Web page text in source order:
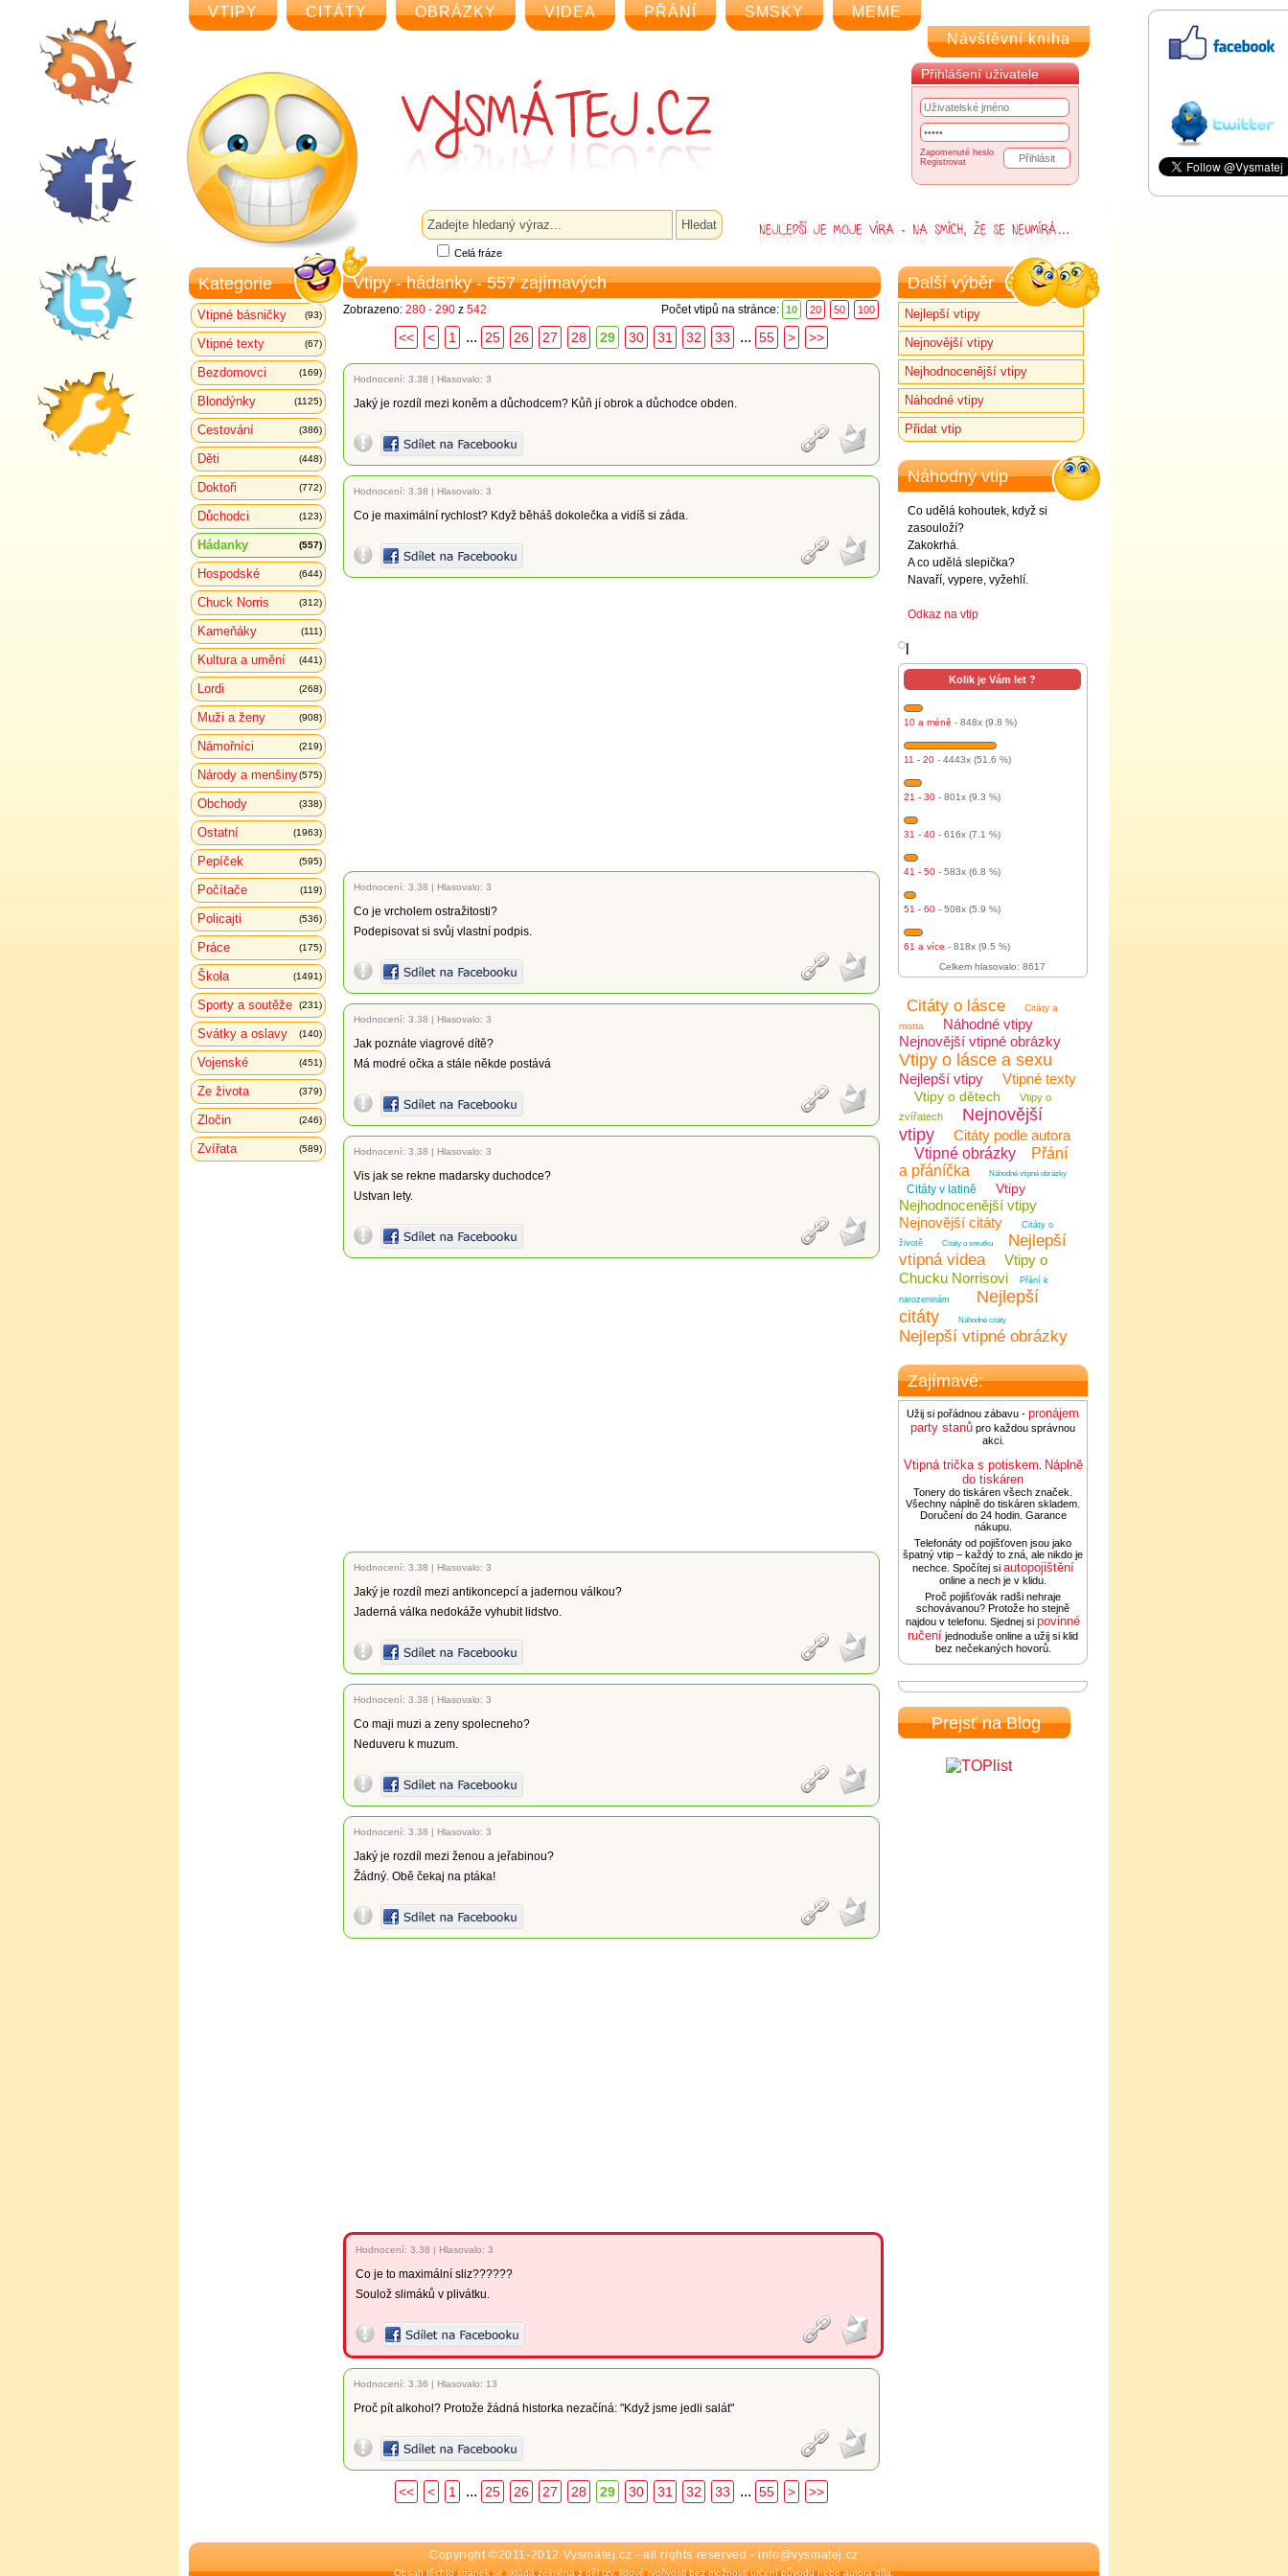
VTIPY CITÁTY OBRÁZKY VIDEA PŘÁNÍ SMSKY
MEME
Návštěvní kniha
Přihlášení uživatele
Zapomenuté heslo
Registrovat
Celá fráze
Kategorie
Vtipné básničky (93)
Vtipné texty (67)
Bezdomovci (169)
Blondýnky (1125)
Cestování (386)
Děti (448)
Doktoři (772)
Důchodci (123)
Hádanky (557)
Hospodské (644)
Chuck Norris (312)
Kameňáky (111)
Kultura a umění (441)
Lordi (268)
Muži a ženy (908)
Námořníci (219)
Národy a menšiny(575)
Obchody (338)
Ostatní (1963)
Pepíček (595)
Počítače (119)
Policajti (536)
Práce (175)
Škola (1491)
Sporty a soutěže (231)
Svátky a oslavy (140)
Vojenské (451)
Ze života (379)
Zločin (246)
Zvířata (589)
Vtipy - hádanky - 557 zajímavých
Zobrazeno: 280 - 290 z 542 Počet vtipů na stránce: 10 20 50 100
<< < 1 ... 25 26 27 28 29 30 31 32 33 ... 55 > >>
Hodnocení: 3.38 | Hlasovalo: 3
Jaký je rozdíl mezi koněm a důchodcem? Kůň jí obrok a důchodce obden.
Hodnocení: 3.38 | Hlasovalo: 3
Co je maximální rychlost? Když běháš dokolečka a vidíš si záda.
Hodnocení: 3.38 | Hlasovalo: 3
Co je vrcholem ostražitosti?
Podepisovat si svůj vlastní podpis.
Hodnocení: 3.38 | Hlasovalo: 3
Jak poznáte viagrové dítě?
Má modré očka a stále někde postává
Hodnocení: 3.38 | Hlasovalo: 3
Vis jak se rekne madarsky duchodce?
Ustvan lety.
Hodnocení: 3.38 | Hlasovalo: 3
Jaký je rozdíl mezi antikoncepcí a jadernou válkou?
Jaderná válka nedokáže vyhubit lidstvo.
Hodnocení: 3.38 | Hlasovalo: 3
Co maji muzi a zeny spolecneho?
Neduveru k muzum.
Hodnocení: 3.38 | Hlasovalo: 3
Jaký je rozdíl mezi ženou a jeřabinou?
Žádný. Obě čekaj na ptáka!
Hodnocení: 3.38 | Hlasovalo: 3
Co je to maximální sliz??????
Soulož slimáků v plivátku.
Hodnocení: 3.36 | Hlasovalo: 13
Proč pít alkohol? Protože žádná historka nezačíná: "Když jsme jedli salát"
<< < 1 ... 25 26 27 28 29 30 31 32 33 ... 55 > >>
Další výběr
Nejlepší vtipy
Nejnovější vtipy
Nejhodnocenější vtipy
Náhodné vtipy
Přidat vtip
Náhodný vtip
Co udělá kohoutek, když si
zasouloží?
Zakokrhá.
A co udělá slepička?
Navaří, vypere, vyžehlí.
Odkaz na vtip
Kolik je Vám let ?
10 a méně - 848x (9.8 %)
11 - 20 - 4443x (51.6 %)
21 - 30 - 801x (9.3 %)
31 - 40 - 616x (7.1 %)
41 - 50 - 583x (6.8 %)
51 - 60 - 508x (5.9 %)
61 a více - 818x (9.5 %)
Celkem hlasovalo: 8617
Citáty o lásce
Citáty a
motta
Náhodné vtipy
Nejnovější vtipné obrázky
Vtipy o lásce a sexu
Nejlepší vtipy Vtipné texty
Vtipy o dětech
Vtipy o
zvířatech
Nejnovější
vtipy
Citáty podle autora
Vtipné obrázky
Přání
a přáníčka
Náhodné vtipné obrázky
Citáty v latině Vtipy
Nejhodnocenější vtipy
Nejnovější citáty
Citáty o
životě
Citáty o smutku
Nejlepší
vtipná videa
Vtipy o
Chucku Norrisovi
Přání k
narozeninám
Nejlepší
citáty
Náhodné citáty
Nejlepší vtipné obrázky
Zajímavé:
Užij si pořádnou zábavu - pronájem
party stanů pro každou správnou
akci.
Vtipná trička s potiskem Náplně
do tiskáren
Tonery do tiskáren všech značek.
Všechny náplně do tiskáren skladem.
Doručení do 24 hodin. Garance
nákupu.
Telefonáty od pojišťoven jsou jako
špatný vtip – každý to zná, ale nikdo je
nechce. Spočítej si autopojištění
online a nech je v klidu.
Proč pojišťovák radši nehraje
schovávanou? Protože ho stejně
najdou v telefonu. Sjednej si povinné
ručení jednoduše online a užij si klid
bez nečekaných hovorů.
Prejsť na Blog
Copyright ©2011-2012 Vysmátej.cz - all rights reserved - info@vysmatej.cz
Obsah těchto stránek se skládá zejména z děl tzv. lidové tvořivosti bez možnosti určení původu nebo autora díla.